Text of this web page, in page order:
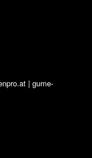
| gume-